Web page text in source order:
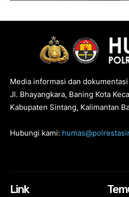
Media informasi dan
Jl. Bhayangkara, Baning Kota
Kabupaten Sintang, Kalimantan
Hubungi kami:
Link